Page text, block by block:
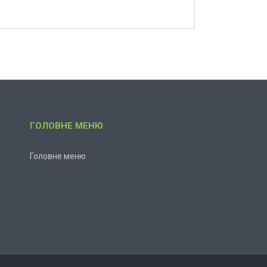
ГОЛОВНЕ МЕНЮ
Головне меню